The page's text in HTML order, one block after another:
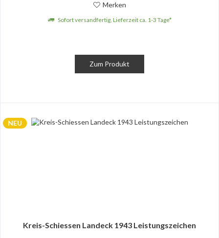
Merken
Sofort versandfertig, Lieferzeit ca. 1-3 Tage*
Zum Produkt
NEU
Kreis-Schiessen Landeck 1943 Leistungszeichen